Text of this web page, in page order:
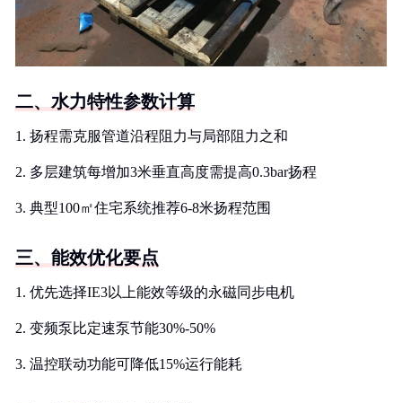
二、水力特性参数计算
1. 扬程需克服管道沿程阻力与局部阻力之和
2. 多层建筑每增加3米垂直高度需提高0.3bar扬程
3. 典型100㎡住宅系统推荐6-8米扬程范围
三、能效优化要点
1. 优先选择IE3以上能效等级的永磁同步电机
2. 变频泵比定速泵节能30%-50%
3. 温控联动功能可降低15%运行能耗